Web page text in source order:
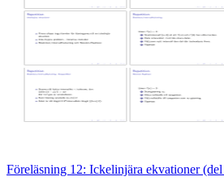
Föreläsning 12: Ickelinjära ekvationer